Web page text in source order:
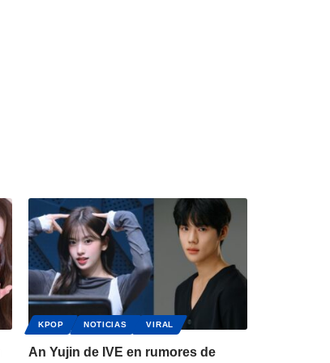
KPOP NOTICIAS VIRAL
An Yujin de IVE en rumores de